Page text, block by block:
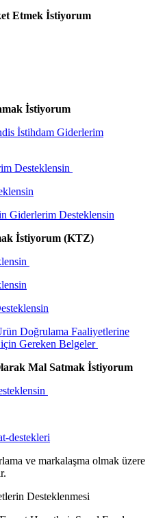
Etmek İstiyorum
İstiyorum
İstihdam Giderlerim
Desteklensin
Giderlerim Desteklensin
İstiyorum (KTZ)
Doğrulama Faaliyetlerine
Gereken Belgeler
Mal Satmak İstiyorum
destekleri
ve markalaşma olmak üzere
Desteklenmesi